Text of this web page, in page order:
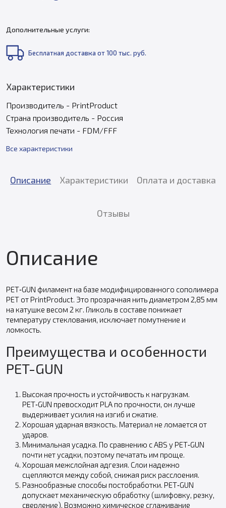
Дополнительные услуги:
Бесплатная доставка от 100 тыс. руб.
Характеристики
Производитель - PrintProduct
Страна производитель - Россия
Технология печати - FDM/FFF
Все характеристики
Описание Характеристики Оплата и доставка
Отзывы
Описание
PET‑GUN филамент на базе модифицированного сополимера
PET от PrintProduct. Это прозрачная нить диаметром 2,85 мм
на катушке весом 2 кг. Гликоль в составе понижает
температуру стеклования, исключает помутнение и
ломкость.
Преимущества и особенности
PET-GUN
Высокая прочность и устойчивость к нагрузкам.
PET‑GUN превосходит PLA по прочности, он лучше
выдерживает усилия на изгиб и сжатие.
Хорошая ударная вязкость. Материал не ломается от
ударов.
Минимальная усадка. По сравнению с ABS у PET‑GUN
почти нет усадки, поэтому печатать им проще.
Хорошая межслойная адгезия. Слои надежно
сцепляются между собой, снижая риск расслоения.
Разнообразные способы постобработки. PET‑GUN
допускает механическую обработку (шлифовку, резку,
сверление). Возможно химическое сглаживание